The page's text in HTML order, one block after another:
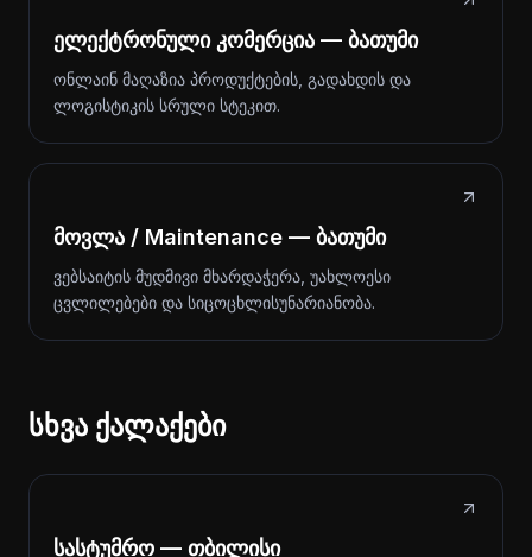
ელექტრონული კომერცია — ბათუმი
ონლაინ მაღაზია პროდუქტების, გადახდის და
ლოგისტიკის სრული სტეკით.
მოვლა / Maintenance — ბათუმი
ვებსაიტის მუდმივი მხარდაჭერა, უახლოესი
ცვლილებები და სიცოცხლისუნარიანობა.
სხვა ქალაქები
სასტუმრო — თბილისი